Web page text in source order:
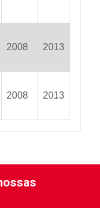
2008 2013
2008 2013